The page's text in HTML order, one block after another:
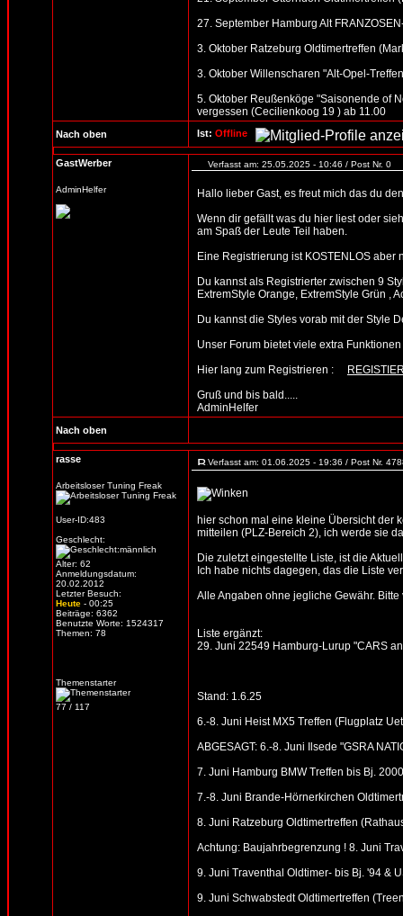
27. September Hamburg Alt
3. Oktober Ratzeburg Oldtimertreffen
3. Oktober Willenscharen "Alt-Opel-
5. Oktober Reußenköge "Saisonende of
vergessen (Cecilienkoog 19 ) ab 11.00
Nach oben Ist: Offline
GastWerber
AdminHelfer
Verfasst am: 25.05.2025 - 10:46 / Post Nr. 0
Hallo lieber Gast, es freut mich das du
Wenn dir gefällt was du hier liest oder
am Spaß der Leute Teil haben.
Eine Registrierung ist KOSTENLOS
Du kannst als Registrierter zwischen 9
ExtremStyle Orange, ExtremStyle Grün ,
Du kannst die Styles vorab mit der
Unser Forum bietet viele extra
Hier lang zum Registrieren :
Gruß und bis bald.....
AdminHelfer
Nach oben
rasse
Arbeitsloser Tuning Freak
User-ID:483
Geschlecht:
Alter: 62
Anmeldungsdatum:
20.02.2012
Letzter Besuch:
Heute - 00:25
Beiträge: 6362
Benutzte Worte: 1524317
Themen: 78
Themenstarter
77 / 117
Verfasst am: 01.06.2025 - 19:36 / Post Nr.
hier schon mal eine kleine Übersicht der
mitteilen (PLZ-Bereich 2), ich werde sie
Die zuletzt eingestellte Liste, ist die
Ich habe nichts dagegen, das die Liste
Alle Angaben ohne jegliche Gewähr.
Liste ergänzt:
29. Juni 22549 Hamburg-Lurup "CARS
Stand: 1.6.25
6.-8. Juni Heist MX5 Treffen (Flugplatz
ABGESAGT: 6.-8. Juni Ilsede "GSRA
7. Juni Hamburg BMW Treffen bis Bj.
7.-8. Juni Brande-Hörnerkirchen
8. Juni Ratzeburg Oldtimertreffen
Achtung: Baujahrbegrenzung ! 8. Juni
9. Juni Traventhal Oldtimer- bis Bj. '94 &
9. Juni Schwabstedt Oldtimertreffen